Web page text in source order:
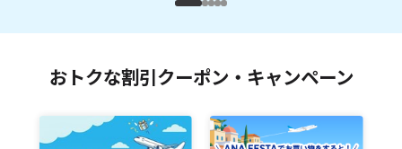
おトクな割引クーポン・キャンペーン